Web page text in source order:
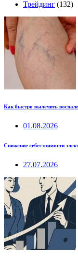
Трейдинг (132)
Как быстро вылечить
01.08.2026
Снижение себестоимости
27.07.2026